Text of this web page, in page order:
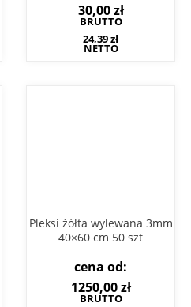
30,00zł
BRUTTO
24,39zł
NETTO
Pleksi żółta wylewana 3mm
40×60 cm 50 szt
cena od:
1250,00zł
BRUTTO